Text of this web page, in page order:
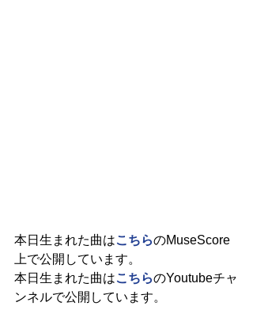
本日生まれた曲はこちらのMuseScore
上で公開しています。
本日生まれた曲はこちらのYoutubeチャ
ンネルで公開しています。